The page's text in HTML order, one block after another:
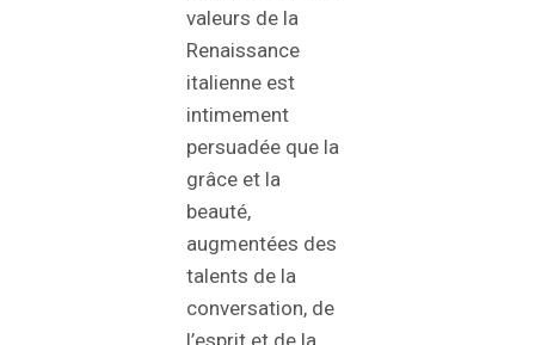
valeurs de la
Renaissance
italienne est
intimement
persuadée que la
grâce et la
beauté,
augmentées des
talents de la
conversation, de